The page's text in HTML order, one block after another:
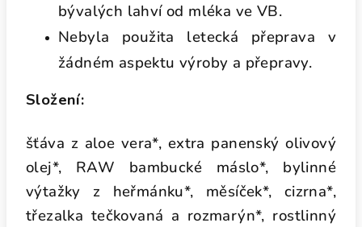
bývalých lahví od mléka ve VB.
Nebyla použita letecká přeprava v
žádném aspektu výroby a přepravy.
Složení:
šťáva z aloe vera*, extra panenský olivový
olej*, RAW bambucké máslo*, bylinné
výtažky z heřmánku*, měsíček*, cizrna*,
třezalka tečkovaná a rozmarýn*, rostlinný